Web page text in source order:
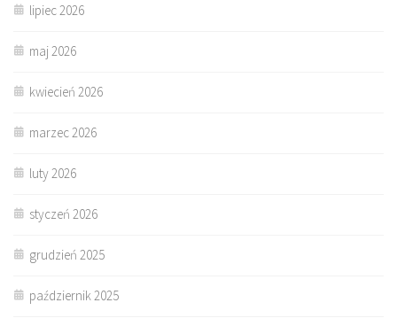
lipiec 2026
maj 2026
kwiecień 2026
marzec 2026
luty 2026
styczeń 2026
grudzień 2025
październik 2025